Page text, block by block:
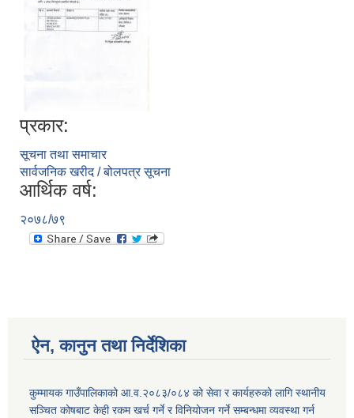
प्रकार:
सूचना तथा समाचार
सार्वजनिक खरीद / बोलपत्र सूचना
आर्थिक वर्ष:
२०७८/७९
ऐन, कानुन तथा निर्देशिका
कुम्मायक गाउँपालिकाको आ.व.२०८३/०८४ को सेवा र कार्यहरुको लागि स्थानीय
सञ्चित कोषबाट केही रकम खर्च गर्ने र विनियोजन गर्ने सम्बन्धमा व्यवस्था गर्न